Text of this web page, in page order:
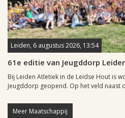
Leiden, 6 augustus 2026, 13:54
61e editie van Jeugddorp
Bij Leiden Atletiek in de Leidse Hout is
Jeugddorp geopend. Op het veld naast
Meer Maatschappij